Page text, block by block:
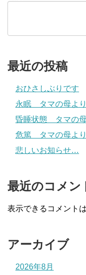
最近の投稿
おひさしぶりです
永眠 タマの母よ
昏睡状態 タマの
危篤 タマの母よ
悲しいお知らせ…
最近のコメン
表示できるコメント
アーカイブ
2026年8月